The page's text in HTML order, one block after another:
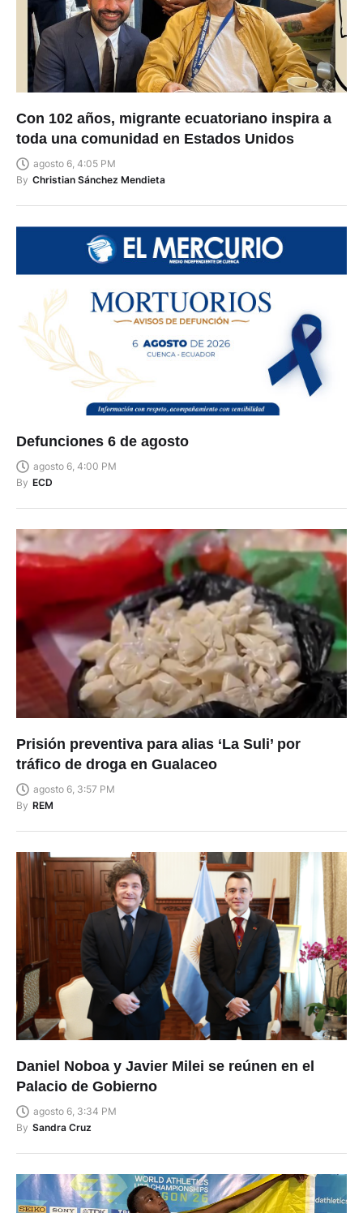
Con 102 años, migrante ecuatoriano inspira a
toda una comunidad en Estados Unidos
agosto 6, 4:05 PM
By Christian Sánchez Mendieta
Defunciones 6 de agosto
agosto 6, 4:00 PM
By ECD
Prisión preventiva para alias ‘La Suli’ por
tráfico de droga en Gualaceo
agosto 6, 3:57 PM
By REM
Daniel Noboa y Javier Milei se reúnen en el
Palacio de Gobierno
agosto 6, 3:34 PM
By Sandra Cruz